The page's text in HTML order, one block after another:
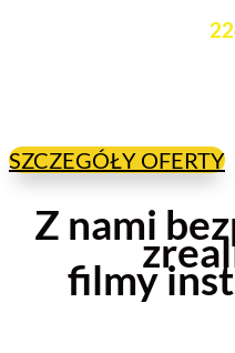
SZCZEGÓŁY OFERTY
Z nami
filmy